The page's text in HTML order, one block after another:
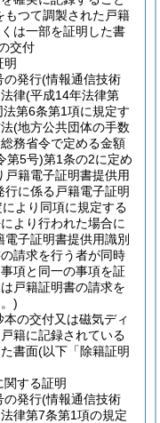
もつて調製された戸籍
は一部を証明した書
交付
明
の発行(情報通信技術
律(平成14年法律第
第6条第1項に規定す
(地方公共団体の手数
務省令で定める金額
第5号)第1条の2に定め
戸籍電子証明書提供用
行に係る戸籍電子証明
より同項に規定する
より行われた場合に
子証明書提供用識別
請求を行う者が同時
項と同一の事項を証
戸籍証明書の請求を
)
の交付又は磁気ディ
籍に記録されている
書面(以下「除籍証明
する証明
の発行(情報通信技術
律第7条第1項の規定